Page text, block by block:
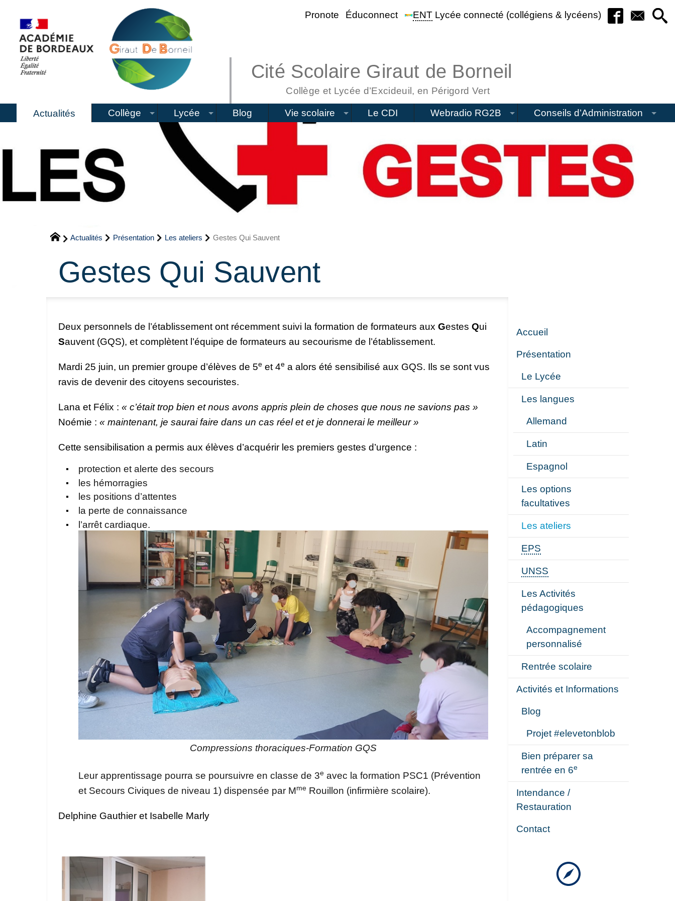
Pronote Éduconnect ENTLycée connecté (collégiens & lycéens)
Cité Scolaire Giraut de Borneil
Collège et Lycée d’Excideuil, en Périgord Vert
Actualités Collège Lycée Blog Vie scolaire Le CDI Webradio RG2B Conseils d’Administration
Actualités Présentation Les ateliers Gestes Qui Sauvent
Gestes Qui Sauvent
Deux personnels de l’établissement ont récemment suivi la formation de formateurs aux Gestes Qui
Sauvent (GQS), et complètent l’équipe de formateurs au secourisme de l’établissement.
Mardi 25 juin, un premier groupe d’élèves de 5e et 4e a alors été sensibilisé aux GQS. Ils se sont vus
ravis de devenir des citoyens secouristes.
Lana et Félix : « c’était trop bien et nous avons appris plein de choses que nous ne savions pas »
Noémie : « maintenant, je saurai faire dans un cas réel et et je donnerai le meilleur »
Cette sensibilisation a permis aux élèves d’acquérir les premiers gestes d’urgence :
protection et alerte des secours
les hémorragies
les positions d’attentes
la perte de connaissance
l’arrêt cardiaque.
Compressions thoraciques-Formation GQS
Leur apprentissage pourra se poursuivre en classe de 3e avec la formation PSC1 (Prévention
et Secours Civiques de niveau 1) dispensée par Mme Rouillon (infirmière scolaire).
Delphine Gauthier et Isabelle Marly
Accueil
Présentation
Le Lycée
Les langues
Allemand
Latin
Espagnol
Les options
facultatives
Les ateliers
EPS
UNSS
Les Activités
pédagogiques
Accompagnement
personnalisé
Rentrée scolaire
Activités et Informations
Blog
Projet #elevetonblob
Bien préparer sa
rentrée en 6e
Intendance /
Restauration
Contact